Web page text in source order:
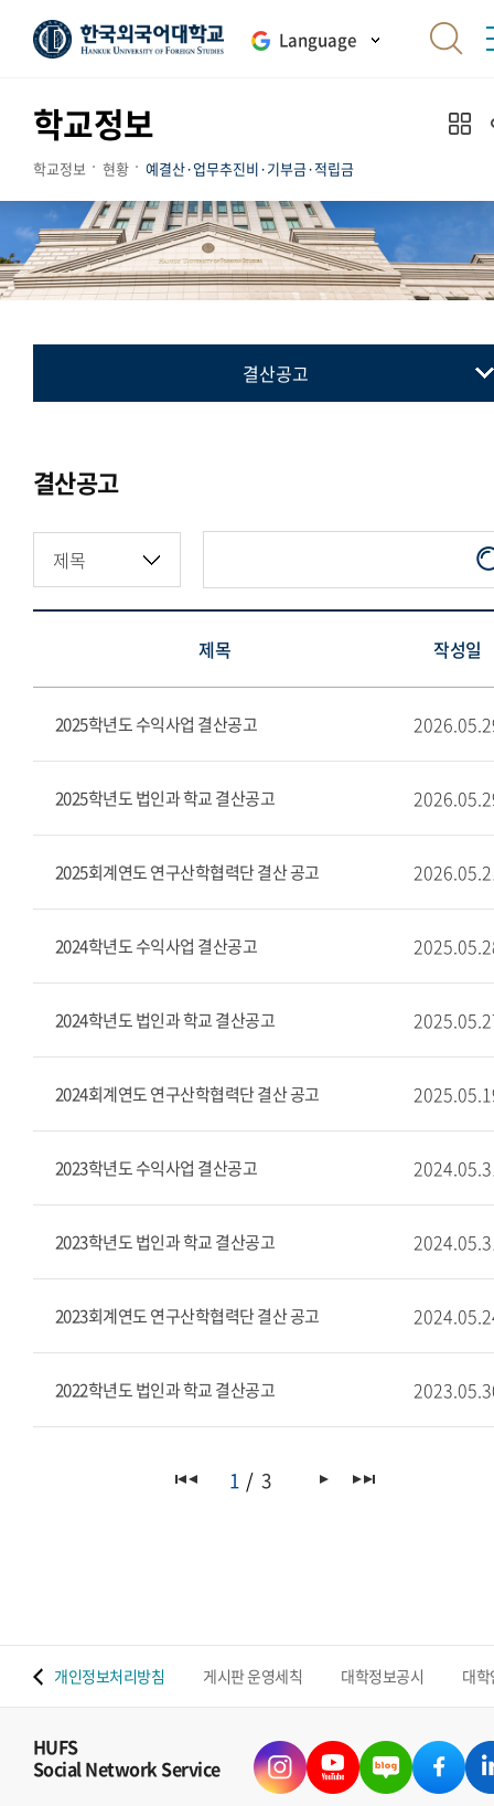
Language
학교정보
학교정보 현황 예결산·업무추진비·기부금·적립금
결산공고
결산공고
제목 작성일
2025학년도 수익사업 결산공고
2025학년도 법인과 학교 결산공고
2025회계연도 연구산학협력단 결산 공고
2024학년도 수익사업 결산공고
2024학년도 법인과 학교 결산공고
2024회계연도 연구산학협력단 결산 공고
2023학년도 수익사업 결산공고
2023학년도 법인과 학교 결산공고
2023회계연도 연구산학협력단 결산 공고
2022학년도 법인과 학교 결산공고
1 3
개인정보처리방침 게시판 운영세칙 대학정보공시 대
HUFS
Social Network Service